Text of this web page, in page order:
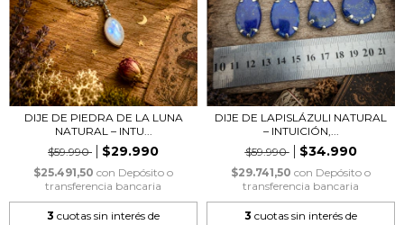
DIJE DE PIEDRA DE LA LUNA
NATURAL – INTU...
$59.990
$29.990
$25.491,50 con Depósito o
transferencia bancaria
3 cuotas sin interés de
DIJE DE LAPISLÁZULI NATURAL
– INTUICIÓN,...
$59.990
$34.990
$29.741,50 con Depósito o
transferencia bancaria
3 cuotas sin interés de